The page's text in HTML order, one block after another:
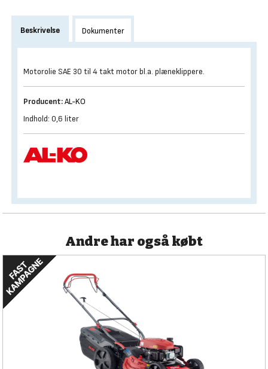
Beskrivelse Dokumenter
Motorolie SAE 30 til 4 takt motor bl.a. plæneklippere.
Producent:AL-KO
Indhold: 0,6 liter
Andre har også købt